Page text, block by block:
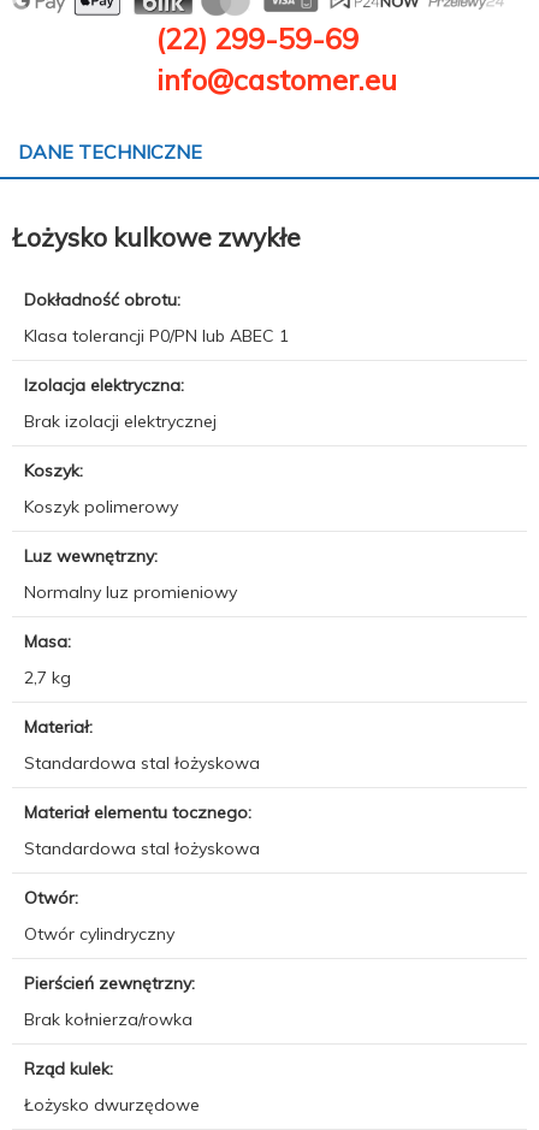
(22) 299-59-69
info@castomer.eu
DANE TECHNICZNE
Łożysko kulkowe zwykłe
Dokładność obrotu:
Klasa tolerancji P0/PN lub ABEC 1
Izolacja elektryczna:
Brak izolacji elektrycznej
Koszyk:
Koszyk polimerowy
Luz wewnętrzny:
Normalny luz promieniowy
Masa:
2,7 kg
Materiał:
Standardowa stal łożyskowa
Materiał elementu tocznego:
Standardowa stal łożyskowa
Otwór:
Otwór cylindryczny
Pierścień zewnętrzny:
Brak kołnierza/rowka
Rząd kulek:
Łożysko dwurzędowe